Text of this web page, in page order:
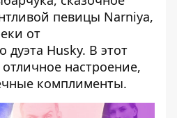
певицы Narniya,
от
дуэта Husky. В этот
настроение,
комплименты.